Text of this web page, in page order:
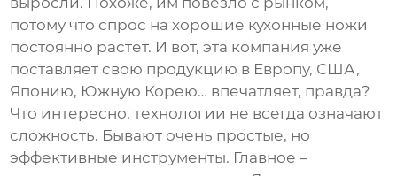
потому что спрос на хорошие кухонные ножи
постоянно растет. И вот, эта компания уже
поставляет свою продукцию в Европу, США,
Японию, Южную Корею… впечатляет, правда?
Что интересно, технологии не всегда означают
сложность. Бывают очень простые, но
эффективные инструменты. Главное –